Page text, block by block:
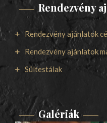
Rendezvény
Rendezvény ajánlatok
Rendezvény ajánlatok
Sültestálak
Galériák